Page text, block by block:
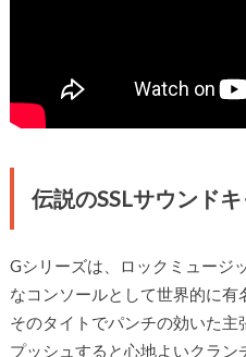
伝説のSSLサウンド
Gシリーズは、ロックミュージ
なコンソールとして世界的に有
そのタイトでパンチの効いた
プッシュすると心地よいクラ